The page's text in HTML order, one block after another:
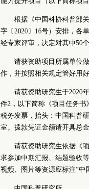
根据《中国科协科普部
字〔2020〕16号）安排，各
经专家评审，决定对其中50
请获资助项目所属单位
作，并按照相关规定管好用
请获资助研究生于2020
件2，以下简称《项目任务
税务发票，抬头：中国科普
室。拨款凭证金额请开具总
请获资助研究生依据《
求参加中期汇报、结题验收
视频、图片等资源应标注“中